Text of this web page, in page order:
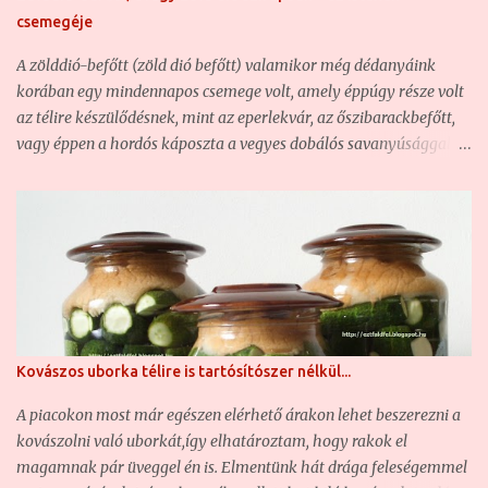
ahhoz, hogy házi csemege uborka savanyúságot készítsünk
belőle a téli hónapokra, kiváló. Ezért elhatároztuk, hogy 2 kg
kivételével (ezeket frissen történő elfogyasztásra szántuk) az
egészből h...
csemegéje
A zölddió-befőtt (zöld dió befőtt) valamikor még dédanyáink
korában egy mindennapos csemege volt, amely éppúgy része volt
az télire készülődésnek, mint az eperlekvár, az őszibarackbefőtt,
vagy éppen a hordós káposzta a vegyes dobálós savanyúsággal
éppen a porta előtt volt legalább egy szép termetes diófa,
amelyről ilyenkor június elején-közepén szüreteltek egy kevéske
zöld diót, hogy abból zölddió-befőttet, zölddió-pálinkát, vagy
éppen zölddió-likőrt készítsenek. A zöld dió ugyanis egy igazi
csoda egészségünkre gyakorolt hatása okán. Hogy ebből mennyi
marad meg benne a befőzési eljárás során, azt én nem tudom, csak
azt, hogy egy roppan finom és ízletes csemege a zölddió-befőtt,
amely sok éves feledésbe merülés után ismét reneszánszát éli. Mi
is bemutatjuk a magunk receptjét, mert hát valljuk be: a
boltokban igen csak drága, ha egyáltalán kapható (280-300
gramm/üveg = közel 1800 forint) ... Zöld dió, a ...
Kovászos uborka télire is tartósítószer nélkül...
A piacokon most már egészen elérhető árakon lehet beszerezni a
kovászolni való uborkát,így elhatároztam, hogy rakok el
magamnak pár üveggel én is. Elmentünk hát drága feleségemmel